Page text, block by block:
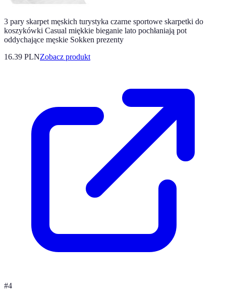
3 pary skarpet męskich turystyka czarne sportowe skarpetki do
koszykówki Casual miękkie bieganie lato pochłaniają pot
oddychające męskie Sokken prezenty
16.39 PLNZobacz produkt
#4